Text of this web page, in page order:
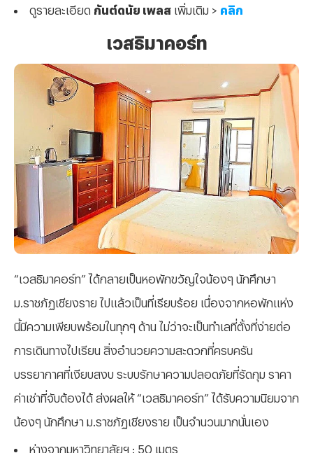
ดูรายละเอียด กันต์ดนัย เพลส เพิ่มเติม > คลิก
เวสธิมาคอร์ท
“เวสธิมาคอร์ท” ได้กลายเป็นหอพักขวัญใจน้องๆ นักศึกษา
ม.ราชภัฏเชียงราย ไปแล้วเป็นที่เรียบร้อย เนื่องจากหอพักแห่ง
นี้มีความเพียบพร้อมในทุกๆ ด้าน ไม่ว่าจะเป็นทำเลที่ตั้งที่ง่ายต่อ
การเดินทางไปเรียน สิ่งอำนวยความสะดวกที่ครบครัน
บรรยากาศที่เงียบสงบ ระบบรักษาความปลอดภัยที่รัดกุม ราคา
ค่าเช่าที่จับต้องได้ ส่งผลให้ “เวสธิมาคอร์ท” ได้รับความนิยมจาก
น้องๆ นักศึกษา ม.ราชภัฏเชียงราย เป็นจำนวนมากนั่นเอง
ห่างจากมหาวิทยาลัยฯ : 50 เมตร